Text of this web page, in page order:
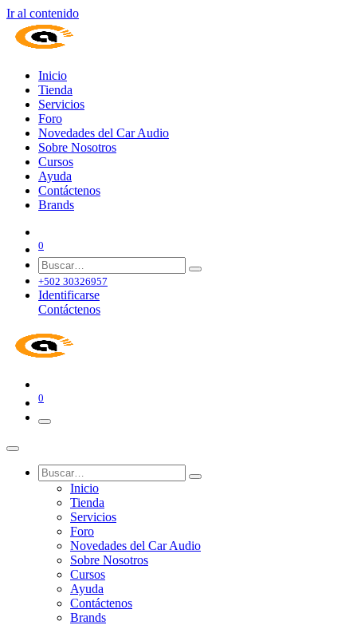
Ir al contenido
Inicio
Tienda
Servicios
Foro
Novedades del Car Audio
Sobre Nosotros
Cursos
Ayuda
Contáctenos
Brands
0
+502 30326957
Identificarse
Contáctenos
0
Inicio
Tienda
Servicios
Foro
Novedades del Car Audio
Sobre Nosotros
Cursos
Ayuda
Contáctenos
Brands